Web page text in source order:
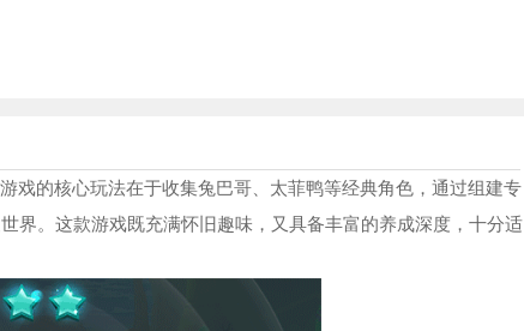
戏的核心玩法在于收集兔巴哥、太菲鸭等经典角色，通过组建专
界。这款游戏既充满怀旧趣味，又具备丰富的养成深度，十分适